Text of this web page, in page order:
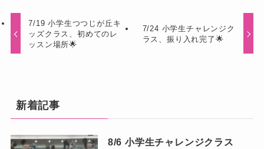
7/19 小学生つつじが丘キ
ッズクラス、初めてのレ
ッスン場所🌟
7/24 小学生チャレンジク
ラス、振り入れ完了🌟
新着記事
8/6 小学生チャレンジクラス